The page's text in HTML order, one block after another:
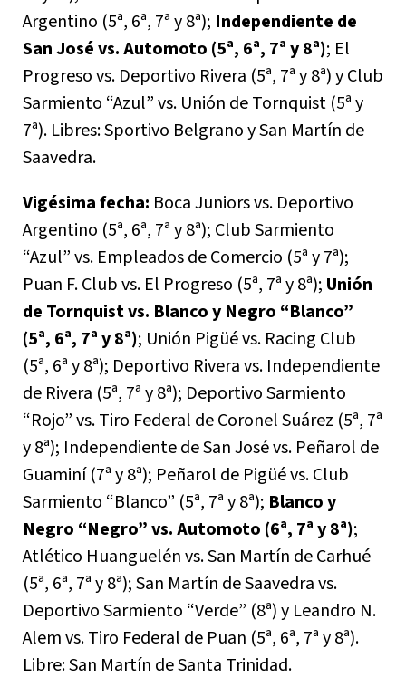
Argentino (5ª, 6ª, 7ª y 8ª); Independiente de
San José vs. Automoto (5ª, 6ª, 7ª y 8ª); El
Progreso vs. Deportivo Rivera (5ª, 7ª y 8ª) y Club
Sarmiento “Azul” vs. Unión de Tornquist (5ª y
7ª). Libres: Sportivo Belgrano y San Martín de
Saavedra.
Vigésima fecha: Boca Juniors vs. Deportivo
Argentino (5ª, 6ª, 7ª y 8ª); Club Sarmiento
“Azul” vs. Empleados de Comercio (5ª y 7ª);
Puan F. Club vs. El Progreso (5ª, 7ª y 8ª); Unión
de Tornquist vs. Blanco y Negro “Blanco”
(5ª, 6ª, 7ª y 8ª); Unión Pigüé vs. Racing Club
(5ª, 6ª y 8ª); Deportivo Rivera vs. Independiente
de Rivera (5ª, 7ª y 8ª); Deportivo Sarmiento
“Rojo” vs. Tiro Federal de Coronel Suárez (5ª, 7ª
y 8ª); Independiente de San José vs. Peñarol de
Guaminí (7ª y 8ª); Peñarol de Pigüé vs. Club
Sarmiento “Blanco” (5ª, 7ª y 8ª); Blanco y
Negro “Negro” vs. Automoto (6ª, 7ª y 8ª);
Atlético Huanguelén vs. San Martín de Carhué
(5ª, 6ª, 7ª y 8ª); San Martín de Saavedra vs.
Deportivo Sarmiento “Verde” (8ª) y Leandro N.
Alem vs. Tiro Federal de Puan (5ª, 6ª, 7ª y 8ª).
Libre: San Martín de Santa Trinidad.